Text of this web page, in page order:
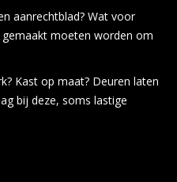
aanrechtblad? Wat voor
gemaakt moeten worden om
Kast op maat? Deuren laten
bij deze, soms lastige